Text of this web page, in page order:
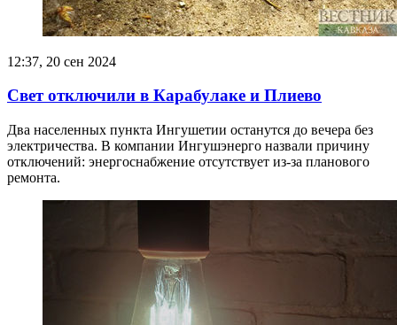
12:37, 20 сен 2024
Свет отключили в Карабулаке и Плиево
Два населенных пункта Ингушетии останутся до вечера без
электричества. В компании Ингушэнерго назвали причину
отключений: энергоснабжение отсутствует из-за планового
ремонта.